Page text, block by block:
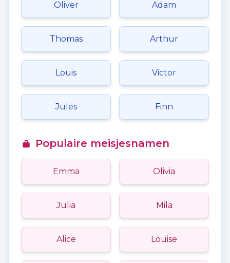
Oliver Adam
Thomas Arthur
Louis Victor
Jules Finn
Populaire meisjesnamen
Emma Olivia
Julia Mila
Alice Louise